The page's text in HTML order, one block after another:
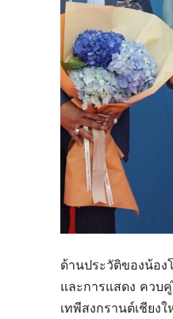
ด้านประวัติของน้อ
และการแสดง ควบ
เทพีสงกรานต์เชียง